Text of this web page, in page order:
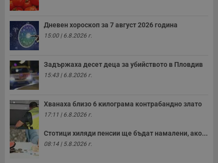
Дневен хороскоп за 7 август 2026 година
15:00 | 6.8.2026 г.
Задържаха десет деца за убийството в Пловдив
15:43 | 6.8.2026 г.
Хванаха близо 6 килограма контрабандно злато
17:11 | 6.8.2026 г.
Стотици хиляди пенсии ще бъдат намалени, ако...
08:14 | 5.8.2026 г.